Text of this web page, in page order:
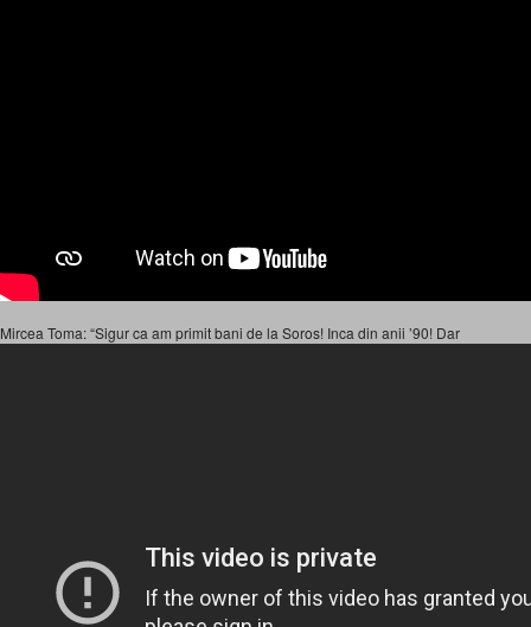
Mircea Toma: “Sigur ca am primit bani de la Soros! Inca din anii ’90! Dar